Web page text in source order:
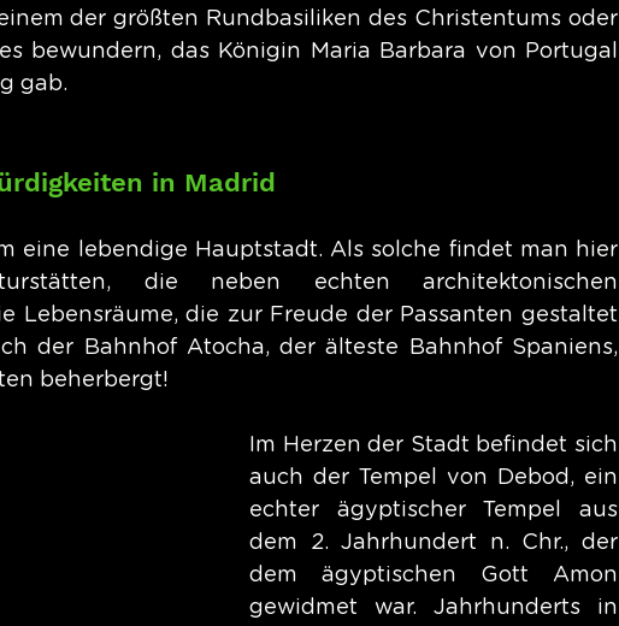
der größten Rundbasiliken des Christentums oder
bewundern, das Königin Maria Barbara von Portugal
gab.
in Madrid
eine lebendige Hauptstadt. Als solche findet man hier
die neben echten architektonischen
Lebensräume, die zur Freude der Passanten gestaltet
der Bahnhof Atocha, der älteste Bahnhof Spaniens,
beherbergt!
Im Herzen der Stadt befindet sich
auch der Tempel von Debod, ein
echter ägyptischer Tempel aus
dem 2. Jahrhundert n. Chr., der
dem ägyptischen Gott Amon
gewidmet war. Jahrhunderts in